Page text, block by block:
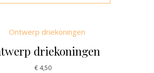
driekoningen
€4,50